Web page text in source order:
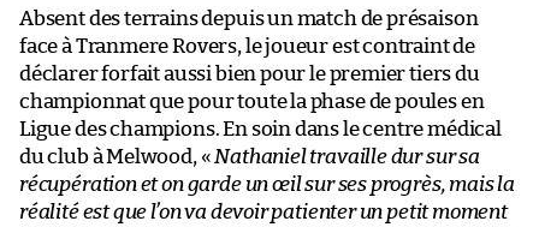
Absent des terrains depuis un match de présaison
face à Tranmere Rovers, le joueur est contraint de
déclarer forfait aussi bien pour le premier tiers du
championnat que pour toute la phase de poules en
Ligue des champions. En soin dans le centre médical
du club à Melwood, « Nathaniel travaille dur sur sa
récupération et on garde un œil sur ses progrès, mais la
réalité est que l’on va devoir patienter un petit moment